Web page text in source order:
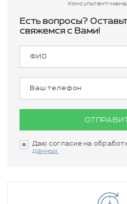
Консультант-
Есть вопросы?
свяжемся с Вами!
Даю согласие на
данных